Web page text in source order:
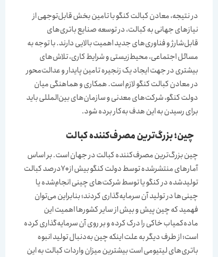
در نتیجه، معادن کبالت کنگو با تامین بخش قابل‌‌‌‌‌‌توجهی از
نیازهای جهانی به کبالت، در توسعه صنایع باتری‌‌‌‌‌‌های
قابل‌شارژ و فناوری‌های جدید اهمیت بالایی دارند. با توجه به
مسائل اجتماعی، محیط‌‌‌‌‌‌زیستی و شرایط کاری، تلاش‌های
بیشتری در جهت ایجاد یک زنجیره تامین پایدار و عدالت‌‌‌‌‌‌محور
در معادن کبالت کنگو لازم است. همکاری و هماهنگی میان
دولت کنگو، شرکت‌های معدنی و سازمان‌های بین‌المللی باید
برای رسیدن به این هدف به‌کار برده شود.
چین؛ بزرگ‌ترین مصرف‌کننده کبالت
چین بزرگ‌ترین مصرف‌کننده کبالت در جهان است. بر اساس
آمارهای منتشرشده توسط دولت کنگو بیش از ۷۰‌درصد کبالت
تولیدشده در کنگو یا توسط شرکت‌های چینی انجام‌شده یا
چینی‌‌‌‌‌‌ها در تولید آن سرمایه‌گذاری کردند؛ بنابراین می‌توان
فهمید که چین پیش و بیش از سایر کشورها اهمیت این
ماده‌کمیاب خاکی را درک کرده و بر روی آن سرمایه‌گذاری کرده
است؛ از طرف دیگر به علت اینکه چین به‌دنبال تولید انبوه
باتری‌‌‌‌‌‌های لیتیومی است بیشترین میزان واردات کبالت به این